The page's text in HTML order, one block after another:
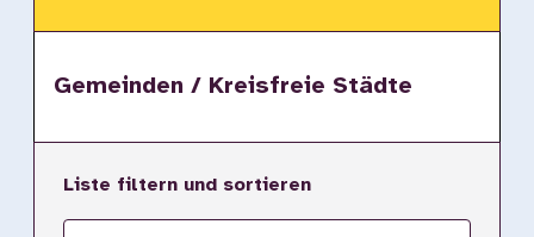
Gemeinden / Kreisfreie Städte
Liste filtern und sortieren